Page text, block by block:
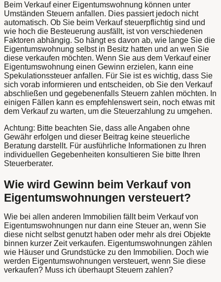
Beim Verkauf einer Eigentumswohnung können unter
Umständen Steuern anfallen. Dies passiert jedoch nicht
automatisch. Ob Sie beim Verkauf steuerpflichtig sind und
wie hoch die Besteuerung ausfällt, ist von verschiedenen
Faktoren abhängig. So hängt es davon ab, wie lange Sie die
Eigentumswohnung selbst in Besitz hatten und an wen Sie
diese verkaufen möchten. Wenn Sie aus dem Verkauf einer
Eigentumswohnung einen Gewinn erzielen, kann eine
Spekulationssteuer anfallen. Für Sie ist es wichtig, dass Sie
sich vorab informieren und entscheiden, ob Sie den Verkauf
abschließen und gegebenenfalls Steuern zahlen möchten. In
einigen Fällen kann es empfehlenswert sein, noch etwas mit
dem Verkauf zu warten, um die Steuerzahlung zu umgehen.
Achtung: Bitte beachten Sie, dass alle Angaben ohne
Gewähr erfolgen und dieser Beitrag keine steuerliche
Beratung darstellt. Für ausführliche Informationen zu Ihren
individuellen Gegebenheiten konsultieren Sie bitte Ihren
Steuerberater.
Wie wird Gewinn beim Verkauf von
Eigentumswohnungen versteuert?
Wie bei allen anderen Immobilien fällt beim Verkauf von
Eigentumswohnungen nur dann eine Steuer an, wenn Sie
diese nicht selbst genutzt haben oder mehr als drei Objekte
binnen kurzer Zeit verkaufen. Eigentumswohnungen zählen
wie Häuser und Grundstücke zu den Immobilien. Doch wie
werden Eigentumswohnungen versteuert, wenn Sie diese
verkaufen? Muss ich überhaupt Steuern zahlen?